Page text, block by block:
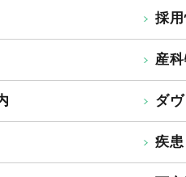
採
産
ダ
疾